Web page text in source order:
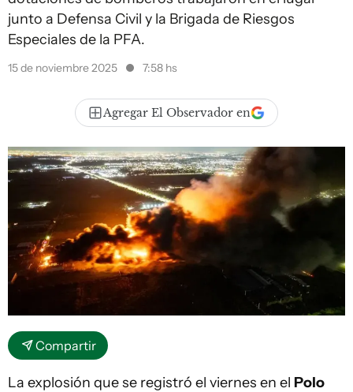
junto a Defensa Civil y la Brigada de Riesgos
Especiales de la PFA.
15 de noviembre 2025 7:58 hs
Agregar El Observador en
Compartir
La explosión que se registró el viernes en el Polo